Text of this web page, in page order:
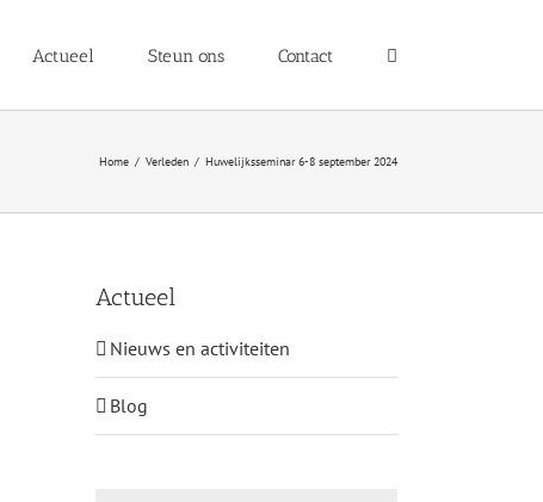
Actueel Steun ons Contact
Home Verleden Huwelijksseminar 6-8 september 2024
Actueel
Nieuws en activiteiten
Blog